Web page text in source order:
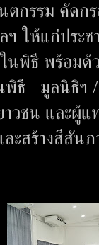
ตกรรม คัดก
ให้แก่ประ
นพิธี พร้อม
ธี มูลนิธิฯ /
วชน และผู้
ะสร้างสีสัน